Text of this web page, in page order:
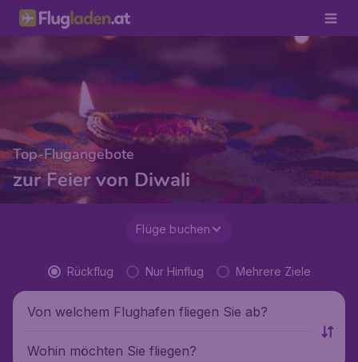
Top-Flugangebote
zur Feier von Diwali
Flüge buchen
Rückflug Nur Hinflug Mehrere Ziele
Von welchem Flughafen fliegen Sie ab?
Wohin möchten Sie fliegen?